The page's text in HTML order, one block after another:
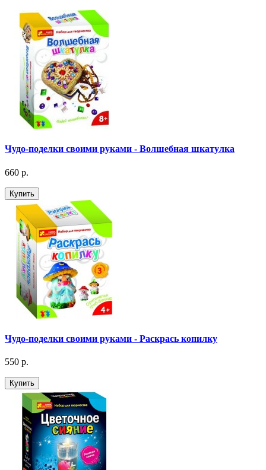
Чудо-поделки своими руками - Волшебная шкатулка
660 р.
Купить
Чудо-поделки своими руками - Раскрась копилку
550 р.
Купить